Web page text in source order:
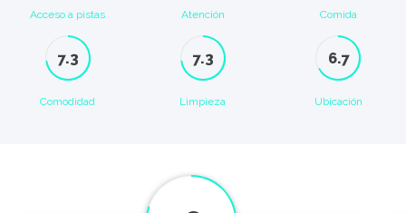
Acceso a pistas Atención Comida
7.3
Comodidad
7.3
Limpieza
6.7
Ubicación